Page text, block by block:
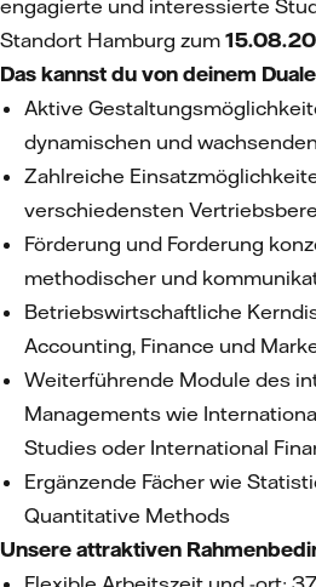
engagierte und interessierte
Standort Hamburg zum
Das kannst du von deinem
Aktive
dynamischen und
Zahlreiche
verschiedensten
Förderung und Forderung
methodischer und
Betriebswirtschaftliche
Accounting, Finance und
Weiterführende Module des
Managements wie
Studies oder International
Ergänzende Fächer wie
Quantitative Methods
Unsere attraktiven